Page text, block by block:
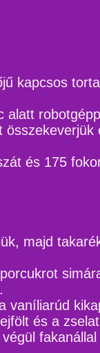
kapcsos
alatt
és 175
majd
vaníliarúd
és a